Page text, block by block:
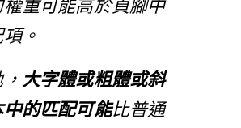
重可能高於頁腳中
。
大字體或粗體或斜
中的匹配可能比普通